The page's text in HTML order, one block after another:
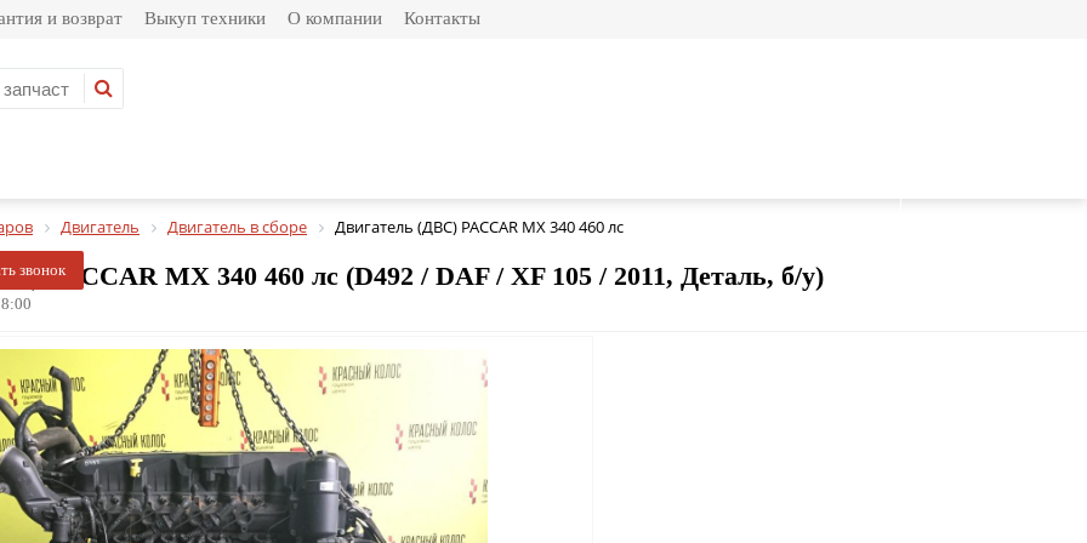
и возврат Выкуп техники О компании Контакты
звонок
Двигатель Двигатель в сборе Двигатель (ДВС) PACCAR MX 340 460 лс
PACCAR MX 340 460 лс (D492 / DAF / XF 105 / 2011, Деталь, б/у)